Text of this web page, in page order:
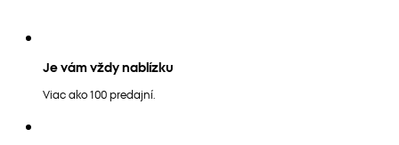
Je vám vždy nablízku
Viac ako 100 predajní.